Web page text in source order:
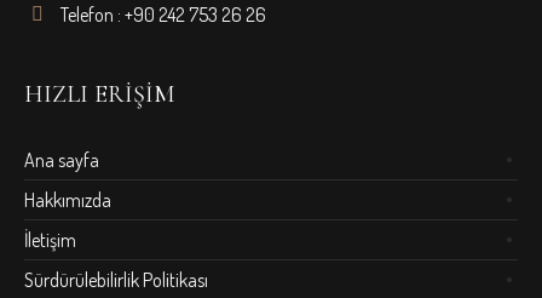
Telefon : ‎+90 242 753 26 26
HIZLI ERIŞIM
Ana sayfa
Hakkımızda
İletişim
Sürdürülebilirlik Politikası